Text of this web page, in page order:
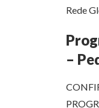
Rede
–